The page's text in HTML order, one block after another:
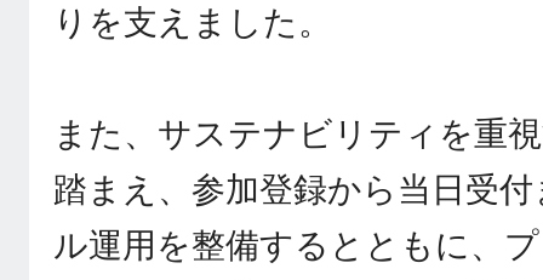
りを支えました。
また、サステナビリティを重
踏まえ、参加登録から当日受
ル運用を整備するとともに、